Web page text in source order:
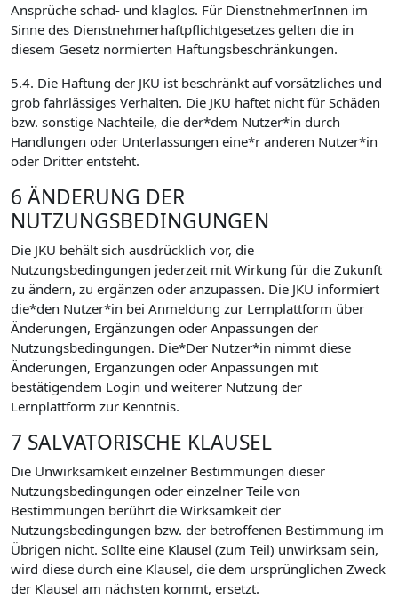
Ansprüche schad- und klaglos. Für DienstnehmerInnen im
Sinne des Dienstnehmerhaftpflichtgesetzes gelten die in
diesem Gesetz normierten Haftungsbeschränkungen.
5.4. Die Haftung der JKU ist beschränkt auf vorsätzliches und
grob fahrlässiges Verhalten. Die JKU haftet nicht für Schäden
bzw. sonstige Nachteile, die der*dem Nutzer*in durch
Handlungen oder Unterlassungen eine*r anderen Nutzer*in
oder Dritter entsteht.
6 ÄNDERUNG DER
NUTZUNGSBEDINGUNGEN
Die JKU behält sich ausdrücklich vor, die
Nutzungsbedingungen jederzeit mit Wirkung für die Zukunft
zu ändern, zu ergänzen oder anzupassen. Die JKU informiert
die*den Nutzer*in bei Anmeldung zur Lernplattform über
Änderungen, Ergänzungen oder Anpassungen der
Nutzungsbedingungen. Die*Der Nutzer*in nimmt diese
Änderungen, Ergänzungen oder Anpassungen mit
bestätigendem Login und weiterer Nutzung der
Lernplattform zur Kenntnis.
7 SALVATORISCHE KLAUSEL
Die Unwirksamkeit einzelner Bestimmungen dieser
Nutzungsbedingungen oder einzelner Teile von
Bestimmungen berührt die Wirksamkeit der
Nutzungsbedingungen bzw. der betroffenen Bestimmung im
Übrigen nicht. Sollte eine Klausel (zum Teil) unwirksam sein,
wird diese durch eine Klausel, die dem ursprünglichen Zweck
der Klausel am nächsten kommt, ersetzt.